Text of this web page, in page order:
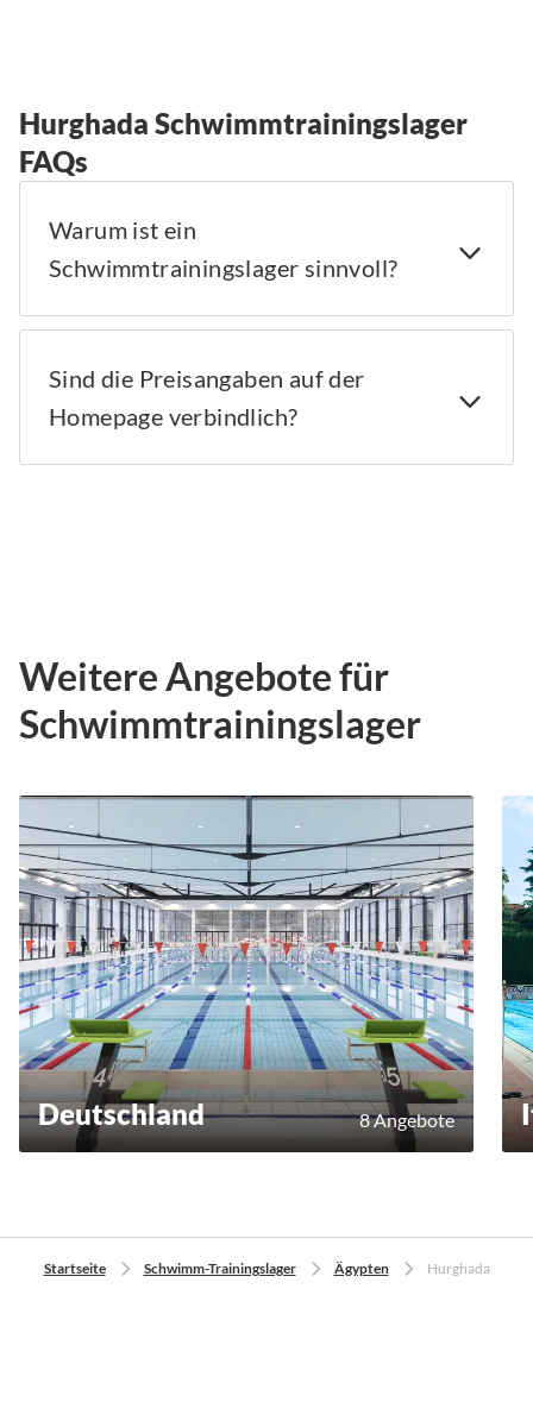
Hurghada Schwimmtrainingslager
FAQs
Warum ist ein
Schwimmtrainingslager sinnvoll?
Sind die Preisangaben auf der
Homepage verbindlich?
Weitere Angebote für
Schwimmtrainingslager
Deutschland 8 Angebote
Startseite Schwimm-Trainingslager Ägypten Hurghada